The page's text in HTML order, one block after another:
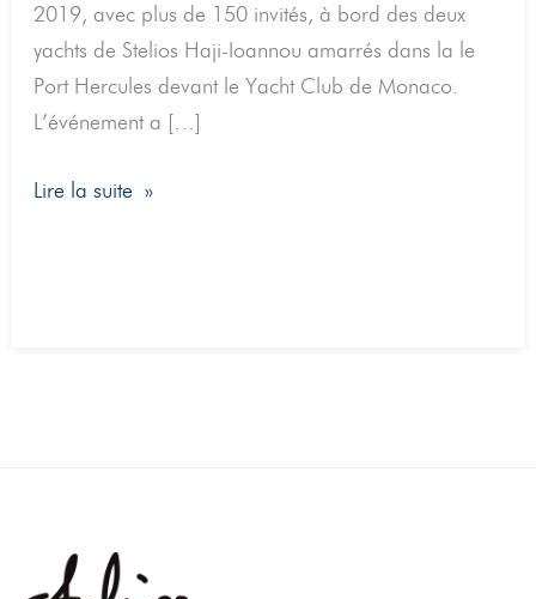
2019, avec plus de 150 invités, à bord des deux
yachts de Stelios Haji-Ioannou amarrés dans la le
Port Hercules devant le Yacht Club de Monaco.
L’événement a […]
Lire la suite »